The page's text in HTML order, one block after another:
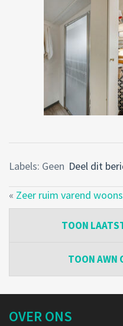
Deel dit
Labels: Geen
« Zeer ruim varend
TOON
TOONAWN
OVER ONS